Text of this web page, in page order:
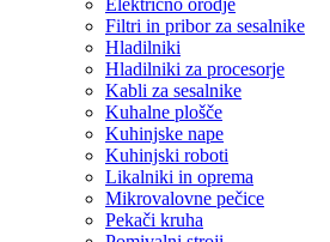
Filtri in pribor za sesalnike
Hladilniki
Hladilniki za procesorje
Kabli za sesalnike
Kuhalne plošče
Kuhinjske nape
Kuhinjski roboti
Likalniki in oprema
Mikrovalovne pečice
Pekači kruha